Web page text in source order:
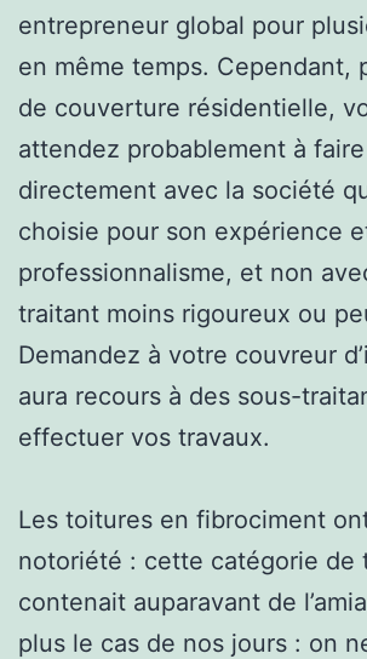
entrepreneur global pour
en même temps. Cependant,
de couverture résidentielle,
attendez probablement à
directement avec la société
choisie pour son expérience
professionnalisme, et non
traitant moins rigoureux ou
Demandez à votre couvreur
aura recours à des sous-
effectuer vos travaux.
Les toitures en fibrociment
notoriété : cette catégorie de
contenait auparavant de
plus le cas de nos jours : on